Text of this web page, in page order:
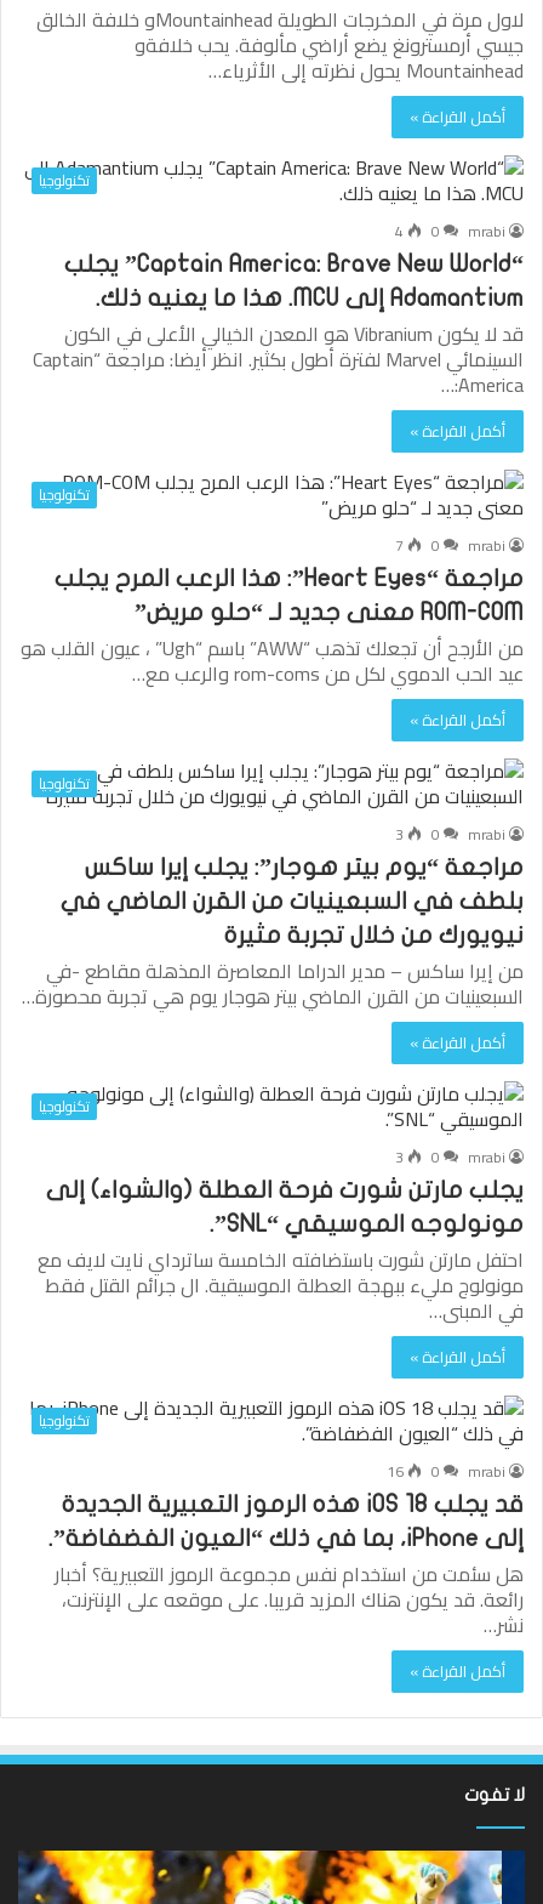
لاول مرة في المخرجات الطويلة Mountainheadو خلافة الخالق
جيسي أرمسترونغ يضع أراضي مألوفة. يحب خلافةو
Mountainhead يحول نظرته إلى الأثرياء…
أكمل القراءة »
تكنولوجيا
mrabi
0
4
“Captain America: Brave New World” يجلب
Adamantium إلى MCU. هذا ما يعنيه ذلك.
قد لا يكون Vibranium هو المعدن الخيالي الأعلى في الكون
السينمائي Marvel لفترة أطول بكثير. انظر أيضا: مراجعة “Captain
America:…
أكمل القراءة »
تكنولوجيا
mrabi
0
7
مراجعة “Heart Eyes”: هذا الرعب المرح يجلب
ROM-COM معنى جديد لـ “حلو مريض”
من الأرجح أن تجعلك تذهب “AWW” باسم “Ugh” ، عيون القلب هو
عيد الحب الدموي لكل من rom-coms والرعب مع…
أكمل القراءة »
تكنولوجيا
mrabi
0
3
مراجعة “يوم بيتر هوجار”: يجلب إيرا ساكس
بلطف في السبعينيات من القرن الماضي في
نيويورك من خلال تجربة مثيرة
من إيرا ساكس – مدير الدراما المعاصرة المذهلة مقاطع -في
السبعينيات من القرن الماضي بيتر هوجار يوم هي تجربة محصورة…
أكمل القراءة »
تكنولوجيا
mrabi
0
3
يجلب مارتن شورت فرحة العطلة (والشواء) إلى
مونولوجه الموسيقي “SNL”.
احتفل مارتن شورت باستضافته الخامسة ساترداي نايت لايف مع
مونولوج مليء ببهجة العطلة الموسيقية. ال جرائم القتل فقط
في المبنى…
أكمل القراءة »
تكنولوجيا
mrabi
0
16
قد يجلب iOS 18 هذه الرموز التعبيرية الجديدة
إلى iPhone، بما في ذلك “العيون الفضفاضة”.
هل سئمت من استخدام نفس مجموعة الرموز التعبيرية؟ أخبار
رائعة. قد يكون هناك المزيد قريبا. على موقعه على الإنترنت،
نشر…
أكمل القراءة »
لا تفوت
لقد
عادت